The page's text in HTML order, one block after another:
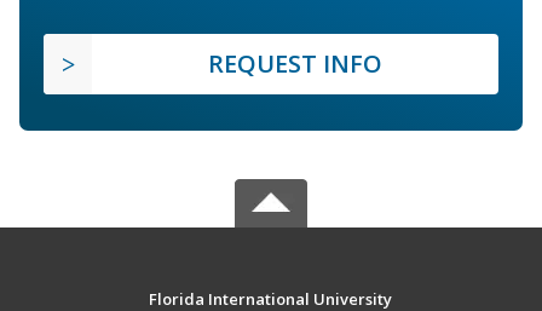
REQUEST INFO
Florida International University